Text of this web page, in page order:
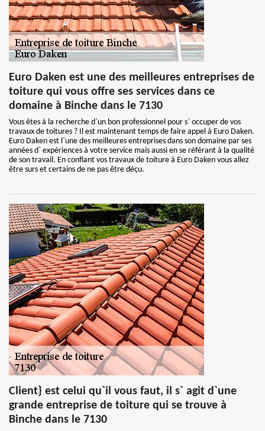
Euro Daken est une des meilleures entreprises de
toiture qui vous offre ses services dans ce
domaine à Binche dans le 7130
Vous êtes à la recherche d`un bon professionnel pour s` occuper de vos
travaux de toitures ? Il est maintenant temps de faire appel à Euro Daken.
Euro Daken est l`une des meilleures entreprises dans son domaine par ses
années d` expériences à votre service mais aussi en se référant à la qualité
de son travail. En confiant vos travaux de toiture à Euro Daken vous allez
être surs et certains de ne pas être déçu.
Client} est celui qu`il vous faut, il s` agit d`une
grande entreprise de toiture qui se trouve à
Binche dans le 7130